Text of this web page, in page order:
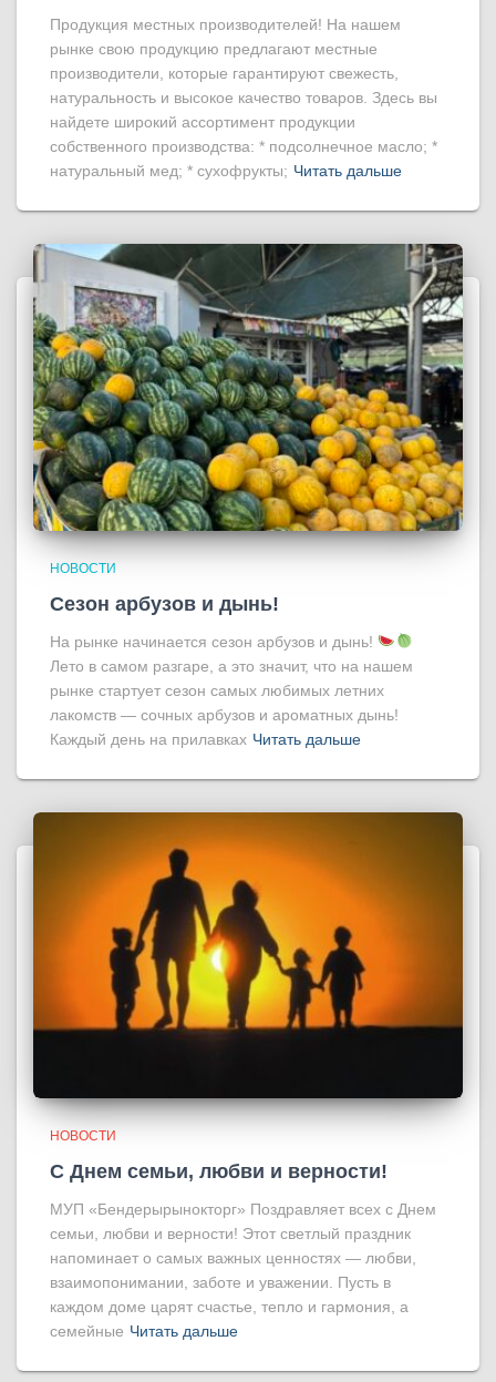
Продукция местных производителей! На нашем
рынке свою продукцию предлагают местные
производители, которые гарантируют свежесть,
натуральность и высокое качество товаров. Здесь вы
найдете широкий ассортимент продукции
собственного производства: * подсолнечное масло; *
натуральный мед; * сухофрукты; Читать дальше
НОВОСТИ
Сезон арбузов и дынь!
На рынке начинается сезон арбузов и дынь!
Лето в самом разгаре, а это значит, что на нашем
рынке стартует сезон самых любимых летних
лакомств — сочных арбузов и ароматных дынь!
Каждый день на прилавках Читать дальше
НОВОСТИ
С Днем семьи, любви и верности!
МУП «Бендерырынокторг» Поздравляет всех с Днем
семьи, любви и верности! Этот светлый праздник
напоминает о самых важных ценностях — любви,
взаимопонимании, заботе и уважении. Пусть в
каждом доме царят счастье, тепло и гармония, а
семейные Читать дальше